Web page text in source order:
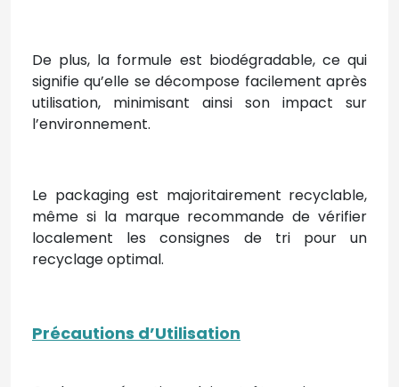
De plus, la formule est biodégradable, ce qui
signifie qu’elle se décompose facilement après
utilisation, minimisant ainsi son impact sur
l’environnement.
Le packaging est majoritairement recyclable,
même si la marque recommande de vérifier
localement les consignes de tri pour un
recyclage optimal.
Précautions d’Utilisation